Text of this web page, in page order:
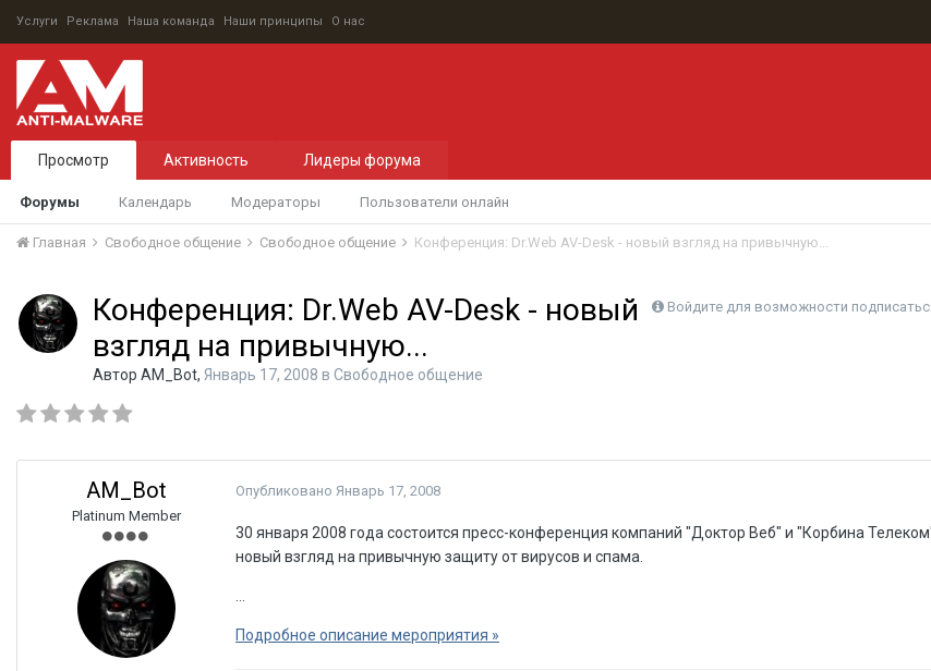
Услуги Реклама Наша команда Наши принципы О нас
Просмотр
Форумы Календарь Модераторы Пользователи онлайн
Активность Лидеры форума
Главная Свободное общение Свободное общение Конференция: Dr.Web AV-Desk - новый взгляд на привычную...
Войдите для возможности
Конференция: Dr.Web AV-Desk - новый
взгляд на привычную...
Автор AM_Bot, Январь 17, 2008 в Свободное общение
AM_Bot
Platinum Member
Опубликовано Январь 17, 2008
30 января 2008 года состоится пресс-конференция компаний "Доктор Веб" и "Корбина
новый взгляд на привычную защиту от вирусов и спама.
Подробное описание мероприятия »